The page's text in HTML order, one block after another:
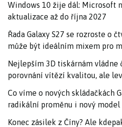
Windows 10 žije dál: Microsoft
aktualizace až do října 2027
Řada Galaxy S27 se rozroste o
může být ideálním mixem pro
Nejlepším 3D tiskárnám vládne
porovnání vítězí kvalitou, ale
Co víme o nových skládačkách
radikální proměnu i nový model
Konec zásilek z Číny? Ale